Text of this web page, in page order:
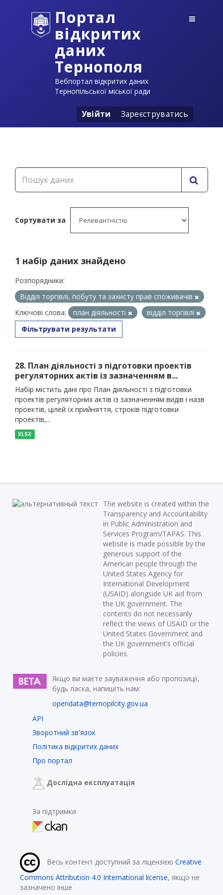
Портал
відкритих
даних
Тернополя
Вебпортал відкритих даних
Тернопільської міської ради
Увійти Зареєструватись
Сортувати за
1 набір даних знайдено
Розпорядники:
Відділ торгівлі, побуту та захисту прав споживачів
Ключові слова:
план діяльності
відділ торгівлі
Фільтрувати результати
28. План діяльності з підготовки проектів
регуляторних актів із зазначенням в...
Набір містить дані про План діяльності з підготовки
проектів регуляторних актів із зазначенням видів і назв
проектів, цілей їх прийняття, строків підготовки
проектів,...
XLSX
The website is created within the
Transparency and Accountability
in Public Administration and
Services Program/TAPAS. This
website is made possible by the
generous support of the
American people through the
United States Agency for
International Development
(USAID) alongside UK aid from
the UK government. The
contents do not necessarily
reflect the views of USAID or the
United States Government and
the UK government’s official
policies.
Якщо ви маєте зауваження або пропозиції,
будь ласка, напишіть нам:
opendata@ternopilcity.gov.ua
API
Зворотний зв'язок
Політика відкритих даних
Про портал
Дослідна експлуатація
За підтримки
Весь контент доступний за ліцензією Creative
Commons Attribution 4.0 International license, якщо не
зазначено інше